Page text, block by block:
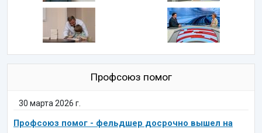
Профсоюз помог
30 марта 2026 г.
Профсоюз помог - фельдшер досрочно вышел на